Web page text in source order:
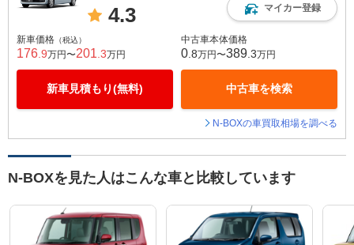
4.3 マイカー登録
新車価格 （税込）
176 .9万円〜201 .3万円
新車見積もり(無料)
中古車本体価格
0 .8万円〜389 .3万円
中古車を検索
N-BOXの車買取相場を調べる
N-BOXを見た人はこんな車と比較しています